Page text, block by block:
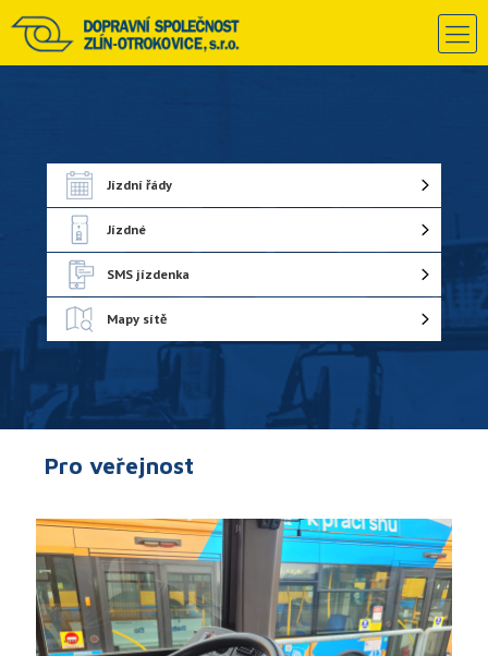
Jízdní řády
Jízdné
SMS jízdenka
Mapy sítě
Pro veřejnost